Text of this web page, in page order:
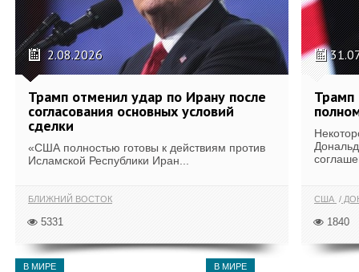
2.08.2026
Трамп отменил удар по Ирану после
согласования основных условий
сделки
«США полностью готовы к действиям против
Исламской Республики Иран...
БЛИЖНИЙ ВОСТОК
5331
Трамп
США
1840
В МИРЕ В МИРЕ